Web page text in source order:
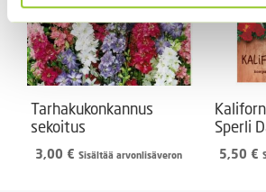
Tarhakukonkannus
sekoitus
3,00 € Sisältää arvonlisäveron
Sperli
5,50 €